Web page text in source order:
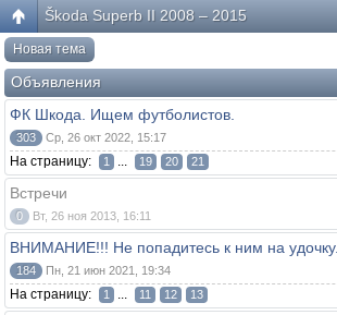
Škoda Superb II 2008 – 2015
Новая тема
Объявления
ФК Шкода. Ищем футболистов.
303 Ср, 26 окт 2022, 15:17
На страницу: 1 ... 19 20 21
Встречи
0 Вт, 26 ноя 2013, 16:11
ВНИМАНИЕ!!! Не попадитесь к ним на удочку.
184 Пн, 21 июн 2021, 19:34
На страницу: 1 ... 11 12 13